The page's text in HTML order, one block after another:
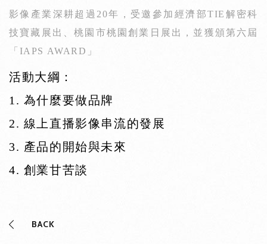
影像產業深耕超過 20年，受邀參加經濟部TIE 解密科
技寶藏展出、桃 園市桃園創業日展出，並獲頒第六屆
「 IAPS AWARD 」
活動大綱：
1. 為什麼要做品牌
2. 線上直播影像串流的發展
3. 產品的開始與未來
4. 創業甘苦談
BACK